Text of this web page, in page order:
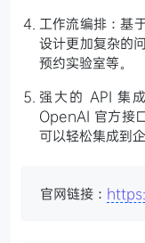
工作流编排：基
设计更加复杂的
预约实验室等。
强大的 API 集
OpenAI 官方接
可以轻松集成到
官网链接：